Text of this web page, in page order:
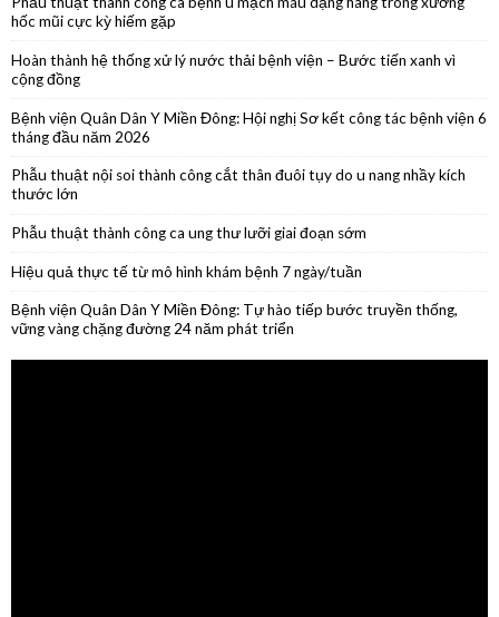
Bệnh viện Quân Dân Y Miền Đông: Hội nghị Sơ kết công tác bệnh viện 6
Phẫu thuật nội soi thành công cắt thân đuôi tụy do u nang nhầy kích
Phẫu thuật thành công ca ung thư lưỡi giai đoạn sớm
Hiệu quả thực tế từ mô hình khám bệnh 7 ngày/tuần
vững vàng chặng đường 24 năm phát triển